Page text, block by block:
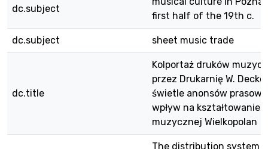
dc.subject
first half of the 19th c.
dc.subject sheet music trade
dc.title
Kolportaż druków
przez Drukarnię W.
świetle anonsów
wpływ na kształtowanie
muzycznej Wielkopolan
The distribution system